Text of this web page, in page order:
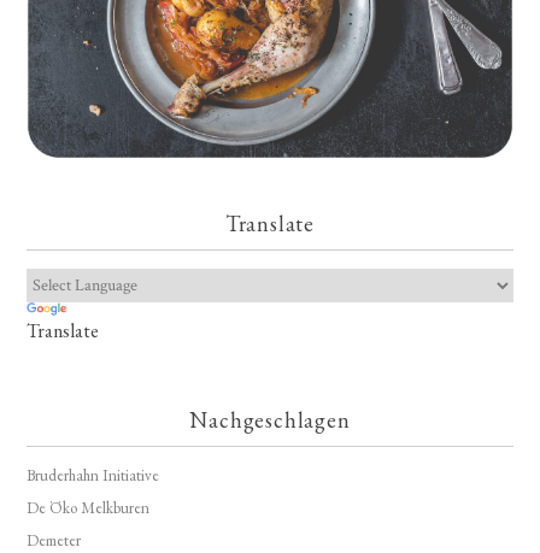
Translate
Translate
Nachgeschlagen
Bruderhahn Initiative
De Öko Melkburen
Demeter